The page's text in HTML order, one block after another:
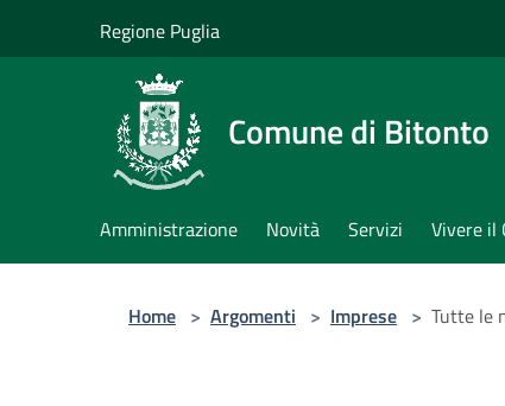
Regione Puglia
Comune di Bitonto
Amministrazione Novità Servizi Vivere il
Home > Argomenti > Imprese > Tutte le